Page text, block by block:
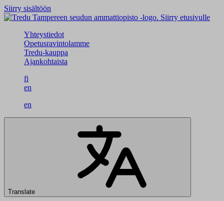
Siirry sisältöön
Siirry etusivulle
Yhteystiedot
Opetusravintolamme
Tredu-kauppa
Ajankohtaista
fi
en
en
Translate